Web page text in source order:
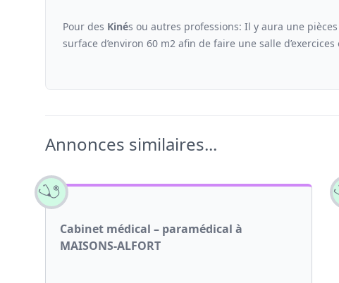
Pour des Kinés ou autres professions: Il y aura une
surface d’environ 60 m2 afin de faire une salle
Annonces similaires...
Cabinet médical – paramédical à
MAISONS-ALFORT